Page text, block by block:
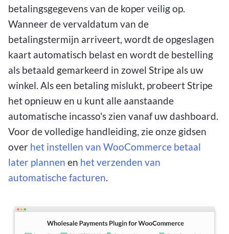
betalingsgegevens van de koper veilig op.
Wanneer de vervaldatum van de
betalingstermijn arriveert, wordt de opgeslagen
kaart automatisch belast en wordt de bestelling
als betaald gemarkeerd in zowel Stripe als uw
winkel. Als een betaling mislukt, probeert Stripe
het opnieuw en u kunt alle aanstaande
automatische incasso's zien vanaf uw dashboard.
Voor de volledige handleiding, zie onze gidsen
over het instellen van WooCommerce betaal
later plannen en het verzenden van
automatische facturen.